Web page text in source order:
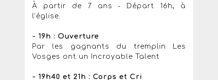
À partir de 7 ans - Départ 16h, à
l’église.
- 19h : Ouverture
Par les gagnants du tremplin Les
Vosges ont un Incroyable Talent
- 19h40 et 21h : Corps et Cri